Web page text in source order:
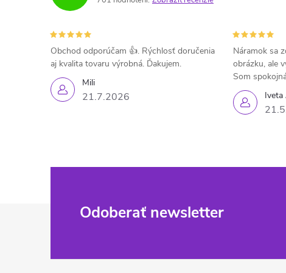
Mili
21.7.2026
Obchod odporúčam 👍. Rýchlosť doručenia
aj kvalita tovaru výrobná. Ďakujem.
Iveta
Náramok sa
obrázku, ale
Som
Odoberať newsletter